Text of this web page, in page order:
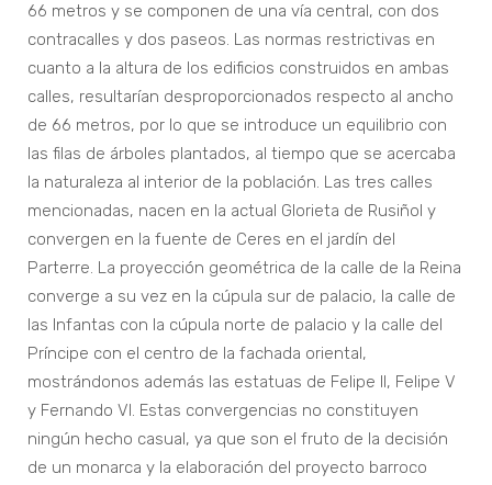
66 metros y se componen de una vía central, con dos
contracalles y dos paseos. Las normas restrictivas en
cuanto a la altura de los edificios construidos en ambas
calles, resultarían desproporcionados respecto al ancho
de 66 metros, por lo que se introduce un equilibrio con
las filas de árboles plantados, al tiempo que se acercaba
la naturaleza al interior de la población. Las tres calles
mencionadas, nacen en la actual Glorieta de Rusiñol y
convergen en la fuente de Ceres en el jardín del
Parterre. La proyección geométrica de la calle de la Reina
converge a su vez en la cúpula sur de palacio, la calle de
las Infantas con la cúpula norte de palacio y la calle del
Príncipe con el centro de la fachada oriental,
mostrándonos además las estatuas de Felipe II, Felipe V
y Fernando VI. Estas convergencias no constituyen
ningún hecho casual, ya que son el fruto de la decisión
de un monarca y la elaboración del proyecto barroco